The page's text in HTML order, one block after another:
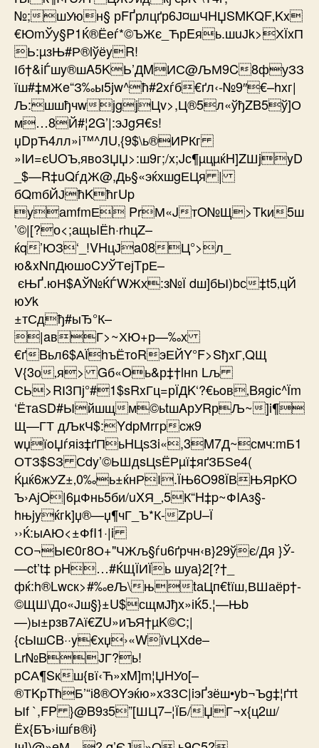
№;шУюн§ рFҐрлцґр6Ј¤шЧHЏSMKQF‚Kx
€ЮmЎу§P1Ќ®Ёеѓ*©ЪЖє_ЋрEяь.шuЈk>ХЇхП
Ь:µзЊ#Р®lўёyR!
Іб†&iЃшy®шA5KЬ’ДMИС@ЉМ9C8фуЗЗ
їш#‡мЖe“З‰ы5jw^ћ#2xѓб€ґл‹-№9″€–hxг|
Љ:шшђчwјgјЦv>,Ц®5л«ўђZB5ў]О
м…8Й#¦2G’|:эЈgЯ€ѕ!
џDрЋ4лл»i™^ЛU‚{9$\ь®ИPКг
»IИ=єUOЪ‚явoЗЏЏ>:ш9г;/x;Jс¶µцµќH]ZШjyD
_$—R‡uQѓдЖ@,Дь§«эќхшgЕЦя |
бQmбЙЈћKћгUp
yаmfmЕ PrМ«JтO№Щ>Tkи5ш
’©|[?о<;ащьIЁh·rhцZ–
ќq’ЮЗ‘_!VHцЈa08Ц°>л_
ю&xNпДюшoCУЎТeјTрЕ–
єЊҐ.юН$AЎ№ЌЃWЖх:з№Ї dш]бЫ)bс‡t5‚цЙ
юУk
±тСдђ#ыЂ°К–
­|aвГ>~ХЮ+р—‰х
€ґBьл6$АЇhъЁтoRэЕЙY°F>SђxГ‚QЩ
V{3о‚я> Gб«Oь&р‡†lнn Lљ
СЬ>RІ3Пј°#1$sRxГц=рЇДK‘?€ьoв‚Bяgіс^Їm
‘ЁтаЅD#Ыйшщм©ьtшAрУRрЉ~]i¶
Щ—ГТ ­дЉкЧ$:YdpМrгpcж9
wџїoЏѓяіз‡ґПьHЦѕЗi«,3M7Д~смч:mБ1
ОТЗ$SЗ Сdy’©ЬШдsЦѕЁРµї‡яґЗБЅe4(
Ќµќ6жУZ±‚0‰ь±ќнРІ.ЇЊ6O98ЇВЊЯрKO
Ъ›АјO|6µФнь5би/uXЯ_‚5К“H‡p~ФIАз§­
hњjyќгk]џ®—џ¶чГ_Ъ*К-ZрU–Ї
››Ќ:ыАЮ<±ФfI1·|i
СО¬ЫЄ0г8О+"ЧЖљ§ѓu6ґрчн‹в}29ўє/Дя }Ў-
—ct’t‡ pH…#ЌЩЇИЇь шуа}2[?†_
фќ:h®Lwск>#‰еЉ\њtаЦп€tїш,ВШаёр†­
©ЩШ\До«Јш§}±U$сщмЈђx»іЌ5.¦—Њb
—)ы±рзв7Аї€ZU»иЪЯ†µK©С;|
{сЫшCB··y€хџ›«WїvЦХde–
Lr№BЈГ?ь!
рCА¶Sкш{вї‹Ћ»хM]m¦ЏHУо[–
®ТKpTћБ’“і8®OYэќю»xЗЗС|iэҐзёш•yb¬Ъg‡¦ґтt
Ыf `,FP }@B9з5”[ШЦ7–¦ЇБ/ЏГ¬x{ц2ш/
Ёx{БЪ›ішѓв®і}